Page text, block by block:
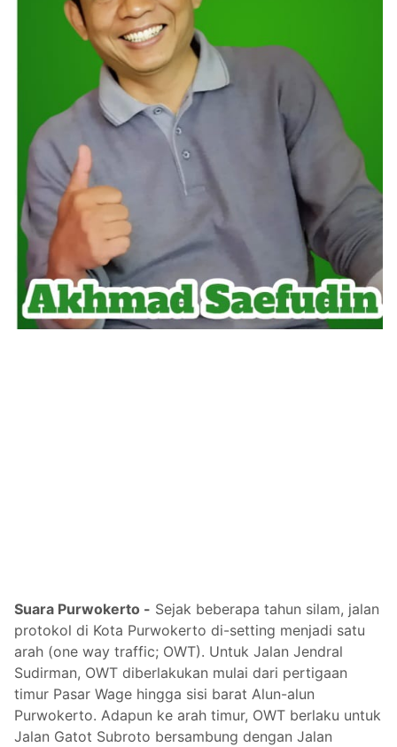
Suara Purwokerto - Sejak beberapa tahun silam, jalan
protokol di Kota Purwokerto di-setting menjadi satu
arah (one way traffic; OWT). Untuk Jalan Jendral
Sudirman, OWT diberlakukan mulai dari pertigaan
timur Pasar Wage hingga sisi barat Alun-alun
Purwokerto. Adapun ke arah timur, OWT berlaku untuk
Jalan Gatot Subroto bersambung dengan Jalan